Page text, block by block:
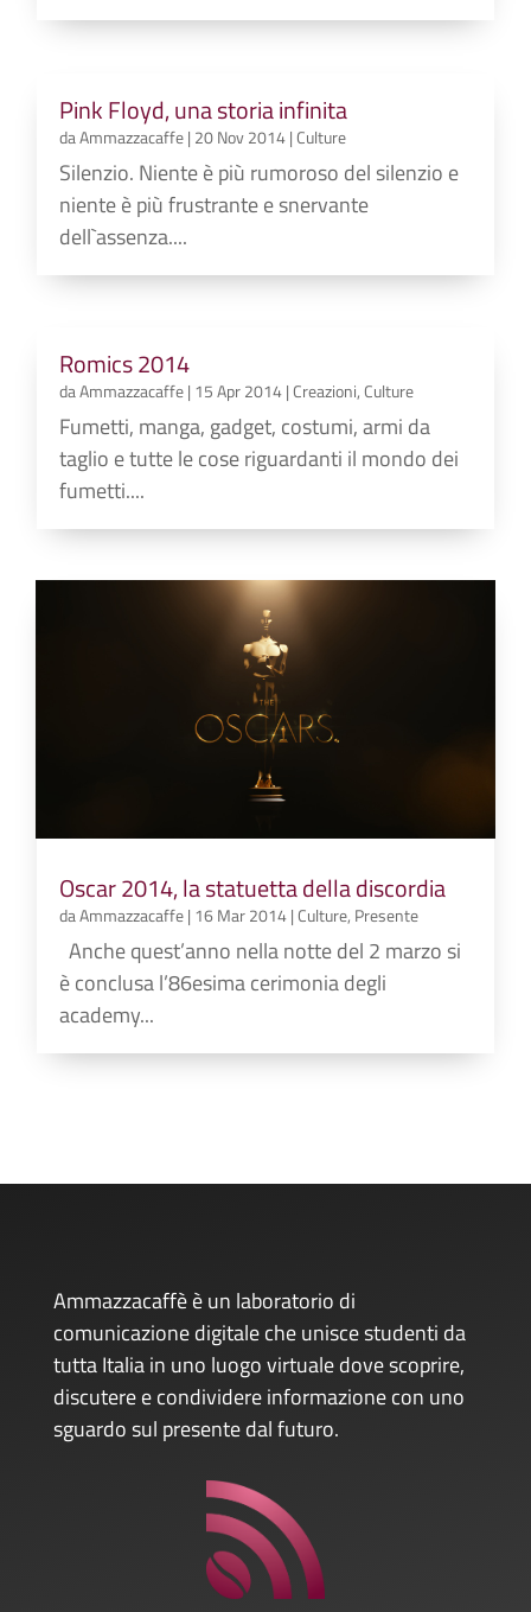
Pink Floyd, una storia infinita
daAmmazzacaffe| 20 Nov 2014|Culture
Silenzio. Niente è più rumoroso del silenzio e
niente è più frustrante e snervante
dell`assenza....
Romics 2014
daAmmazzacaffe| 15 Apr 2014|Creazioni,Culture
Fumetti, manga, gadget, costumi, armi da
taglio e tutte le cose riguardanti il mondo dei
fumetti....
Oscar 2014, la statuetta della discordia
daAmmazzacaffe| 16 Mar 2014|Culture, Presente
Anche quest’anno nella notte del 2 marzo si
è conclusa l’86esima cerimonia degli
academy...
Ammazzacaffè è un laboratorio di
comunicazione digitale che unisce studenti da
tutta Italia in uno luogo virtuale dove scoprire,
discutere e condividere informazione con uno
sguardo sul presente dal futuro.